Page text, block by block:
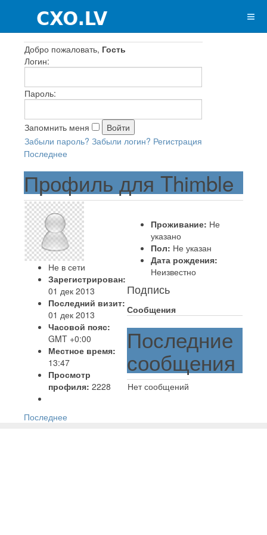
Добро пожаловать, Гость
Логин:
Пароль:
Запомнить меня
Забыли пароль? Забыли логин? Регистрация
Последнее
Профиль для Thimble
Не в сети
Зарегистрирован:
01 дек 2013
Последний визит:
01 дек 2013
Часовой пояс:
GMT +0:00
Местное время:
13:47
Просмотр
профиля: 2228
Проживание: Не
указано
Пол: Не указан
Дата рождения:
Неизвестно
Подпись
Сообщения
Последние
сообщения
Нет сообщений
Последнее